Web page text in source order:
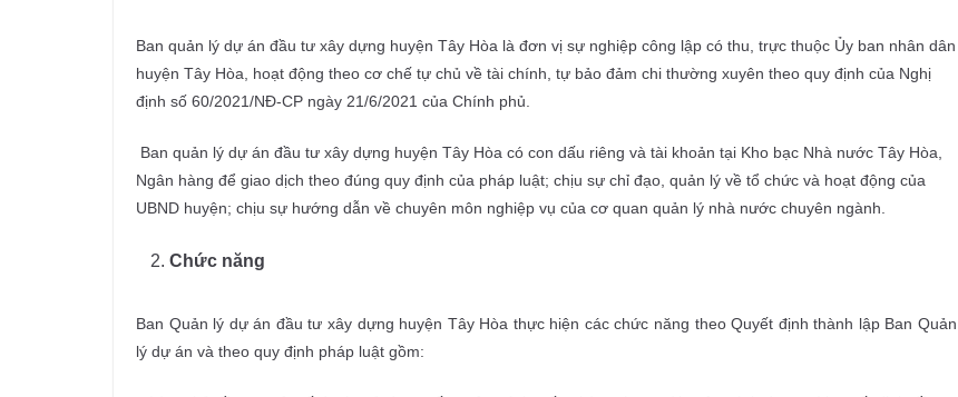
Ban quản lý dự án đầu tư xây dựng huyện Tây Hòa là đơn vị sự nghiệp công lập có thu, trực thuộc Ủy ban nhân dân
huyện Tây Hòa, hoạt động theo cơ chế tự chủ về tài chính, tự bảo đảm chi thường xuyên theo quy định của Nghị
định số 60/2021/NĐ-CP ngày 21/6/2021 của Chính phủ.
Ban quản lý dự án đầu tư xây dựng huyện Tây Hòa có con dấu riêng và tài khoản tại Kho bạc Nhà nước Tây Hòa,
Ngân hàng để giao dịch theo đúng quy định của pháp luật; chịu sự chỉ đạo, quản lý về tổ chức và hoạt động của
UBND huyện; chịu sự hướng dẫn về chuyên môn nghiệp vụ của cơ quan quản lý nhà nước chuyên ngành.
Chức năng
Ban Quản lý dự án đầu tư xây dựng huyện Tây Hòa thực hiện các chức năng theo Quyết định thành lập Ban Quản
lý dự án và theo quy định pháp luật gồm: